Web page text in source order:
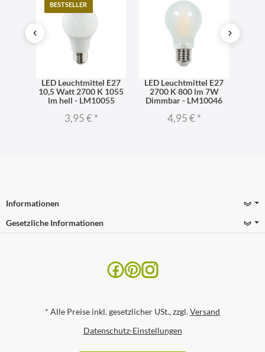
BESTSELLER
LED Leuchtmittel E27
10,5 Watt 2700 K 1055
lm hell - LM10055
3,95 €*
LED Leuchtmittel E27
2700 K 800 lm 7W
Dimmbar - LM10046
4,95 €*
Informationen
Gesetzliche Informationen
* Alle Preise inkl. gesetzlicher USt., zzgl.Versand
Datenschutz-Einstellungen